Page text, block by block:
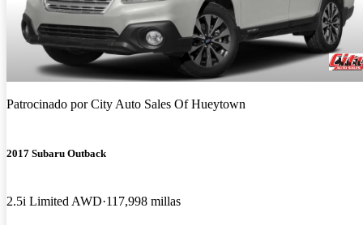
Patrocinado porCity Auto Sales Of Hueytown
2017 Subaru Outback
2.5i Limited AWD 117,998 millas